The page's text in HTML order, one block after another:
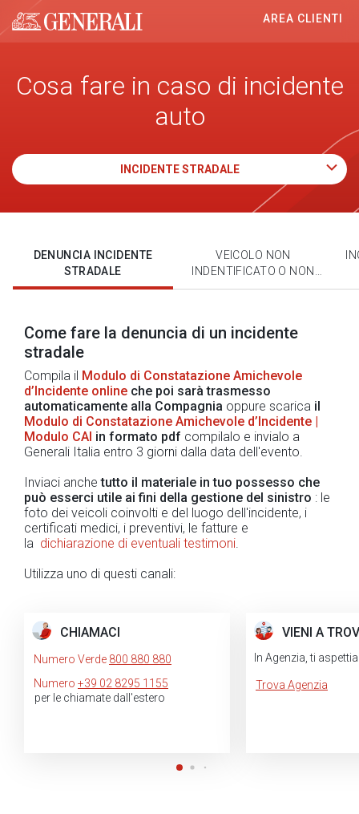
Generali logo
AREA CLIENTI
Cosa fare in caso di incidente
auto
INCIDENTE STRADALE
DENUNCIA INCIDENTE
STRADALE
VEICOLO NON
INDENTIFICATO O NON
ASSICURATO
Come fare la denuncia di un incidente
stradale
Compila il Modulo di Constatazione Amichevole
d’Incidente online che poi sarà trasmesso
automaticamente alla Compagnia oppure scarica il
Modulo di Constatazione Amichevole d’Incidente |
Modulo CAI in formato pdf compilalo e invialo a
Generali Italia entro 3 giorni dalla data dell'evento.
Inviaci anchetutto il materiale in tuo possesso che
può esserci utile ai fini della gestione del sinistro : le
foto dei veicoli coinvolti e del luogo dell'incidente, i
certificati medici, i preventivi, le fatture e
la dichiarazione di eventuali testimoni.
Utilizza uno di questi canali:
CHIAMACI
Numero Verde 800 880 880
Numero +39 02 8295 1155
per le chiamate dall'estero
VIENI A
In Agenzia, ti
Trova Agenzia